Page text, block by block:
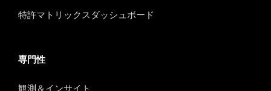
特許マトリックスダッシュボード
専門性